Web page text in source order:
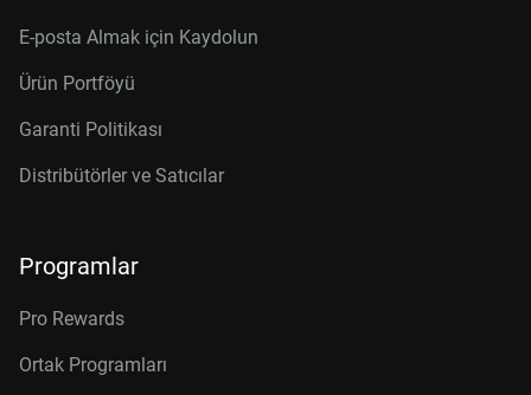
E-posta Almak için Kaydolun
Ürün Portföyü
Garanti Politikası
Distribütörler ve Satıcılar
Programlar
Pro Rewards
Ortak Programları